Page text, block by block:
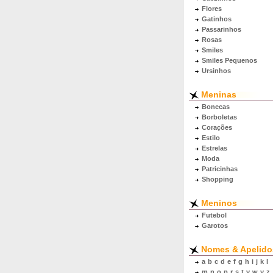
Flores
Gatinhos
Passarinhos
Rosas
Smiles
Smiles Pequenos
Ursinhos
Meninas
Bonecas
Borboletas
Corações
Estilo
Estrelas
Moda
Patricinhas
Shopping
Meninos
Futebol
Garotos
Nomes &
a b c d e f g h i j k l